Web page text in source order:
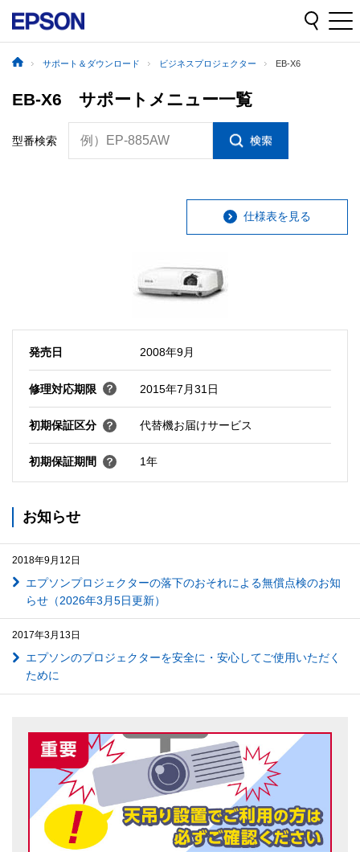
サポート＆ダウンロード ビジネスプロジェクター EB-X6
EB-X6 サポートメニュー一覧
型番検索 例）EP-885AW
仕様表を見る
発売日 2008年9月
修理対応期限 2015年7月31日
初期保証区分 代替機お届けサービス
初期保証期間 1年
お知らせ
2018年9月12日
エプソンプロジェクターの落下のおそれによる無償点検のお知
らせ（2026年3月5日更新）
2017年3月13日
エプソンのプロジェクターを安全に・安心してご使用いただく
ために